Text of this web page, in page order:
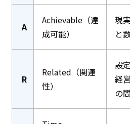
A
Achievable（達
成可能）
現
と
R
Related（関連
性）
設
経
の